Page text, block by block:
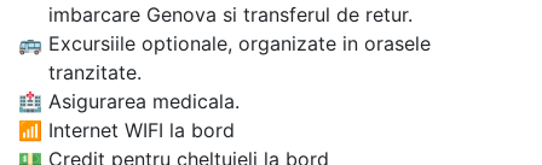
imbarcare Genova si transferul de retur.
🚌 Excursiile optionale, organizate in orasele
tranzitate.
🏥 Asigurarea medicala.
📶 Internet WIFI la bord
💵 Credit pentru cheltuieli la bord